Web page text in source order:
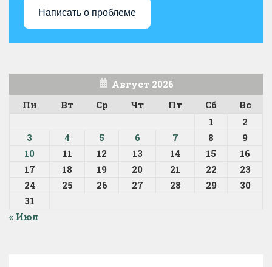
Написать о проблеме
Август 2026
Пн
Вт Ср Чт Пт Сб
Вс
1
2
3
4 5 6 7 8
9
10
11 12 13 14 15
16
17
18 19 20 21 22
23
24
25 26 27 28 29
30
31
« Июл